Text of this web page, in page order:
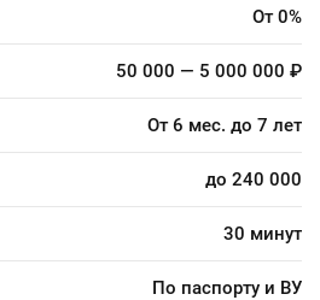
От 0%
50 000 — 5 000 000 ₽
От 6 мес. до 7 лет
до 240 000
30 минут
По паспорту и ВУ